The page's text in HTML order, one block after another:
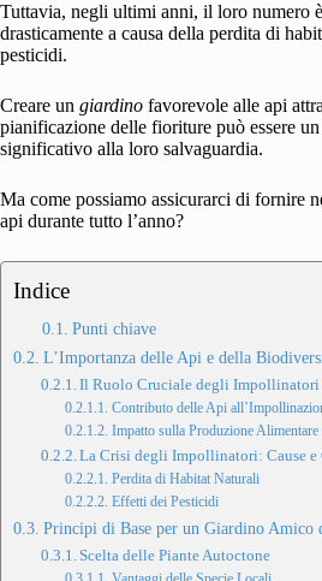
Tuttavia, negli ultimi anni, il loro numero
drasticamente a causa della perdita di
pesticidi.
Creare un giardino favorevole alle api
pianificazione delle fioriture può essere
significativo alla loro salvaguardia.
Ma come possiamo assicurarci di fornire
api durante tutto l’anno?
Indice
Punti chiave
L’Importanza delle Api e della
Il Ruolo Cruciale degli Impollinatori
Contributo delle Api
Impatto sulla Produzione Alimentare
La Crisi degli Impollinatori: Cause e
Perdita di Habitat Naturali
Effetti dei Pesticidi
Principi di Base per un Giardino Amico
Scelta delle Piante Autoctone